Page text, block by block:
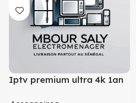
Iptv premium ultra 4k 1an